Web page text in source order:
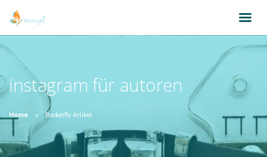
instagram für autoren
Home Bookerfly Artikel